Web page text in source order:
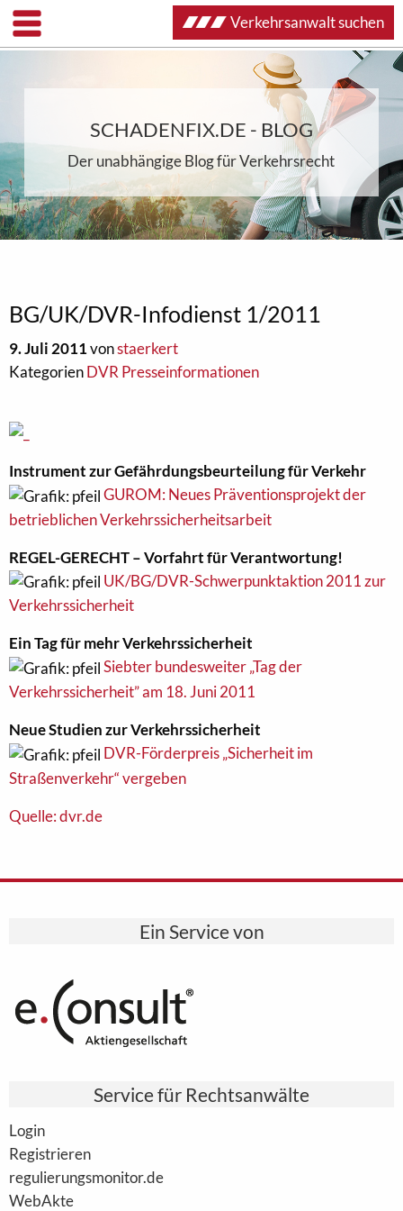
SCHADENFIX.DE - BLOG
Der unabhängige Blog für Verkehrsrecht
BG/UK/DVR-Infodienst 1/2011
9. Juli 2011vonstaerkert
KategorienDVR Presseinformationen
Instrument zur Gefährdungsbeurteilung für Verkehr
GUROM: Neues Präventionsprojekt der
betrieblichen Verkehrssicherheitsarbeit
REGEL-GERECHT – Vorfahrt für Verantwortung!
UK/BG/DVR-Schwerpunktaktion 2011 zur
Verkehrssicherheit
Ein Tag für mehr Verkehrssicherheit
Siebter bundesweiter „Tag der
Verkehrssicherheit” am 18. Juni 2011
Neue Studien zur Verkehrssicherheit
DVR-Förderpreis „Sicherheit im
Straßenverkehr“ vergeben
Quelle: dvr.de
Ein Service von
Service für Rechtsanwälte
Login
Registrieren
regulierungsmonitor.de
WebAkte
Verkehrsanwalt suchen